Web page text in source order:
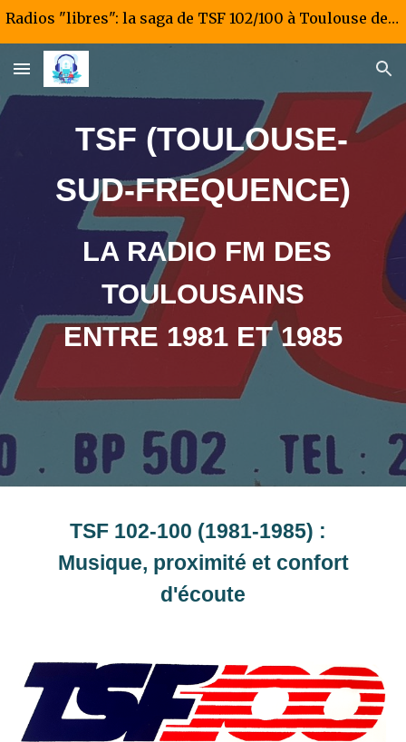
Radios "libres": la saga de TSF 102/100 à Toulouse de 1981 à 1985
TSF (TOULOUSE-
SUD-FREQUENCE)
LA RADIO FM DES
TOULOUSAINS
ENTRE 1981 ET 1985
TSF 102-100 (1981-1985) :
Musique, proximité et confort
d'écoute